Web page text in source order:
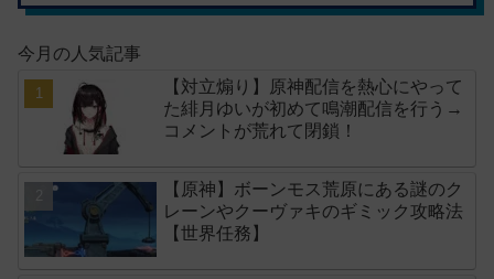
今月の人気記事
【対立煽り】原神配信を熱心にやって
た緋月ゆいが初めて鳴潮配信を行う→
コメントが荒れて閉鎖！
【原神】ボーンモス荒原にある謎のク
レーンやクーヴァキのギミック攻略法
【世界任務】